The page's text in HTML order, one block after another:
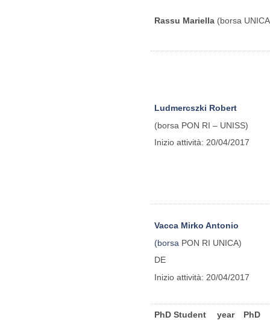
Rassu Mariella (borsa
Ludmercszki Robert
(borsa PON RI – UNISS)
Inizio attività: 20/04/2017
Vacca Mirko Antonio
(borsa PON RI UNICA)
DE
Inizio attività: 20/04/2017
PhD Student year
PhD